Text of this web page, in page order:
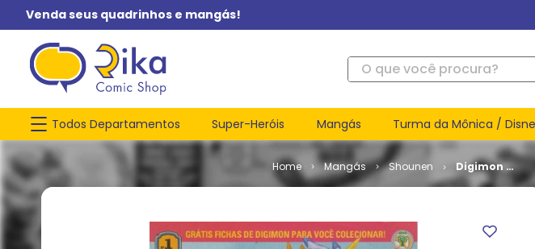
Venda seus quadrinhos e mangás!
O que você procura?
Todos Departamentos Super-Heróis Mangás Turma da Mônica /
Mangás Shounen
Digimon -
Revista